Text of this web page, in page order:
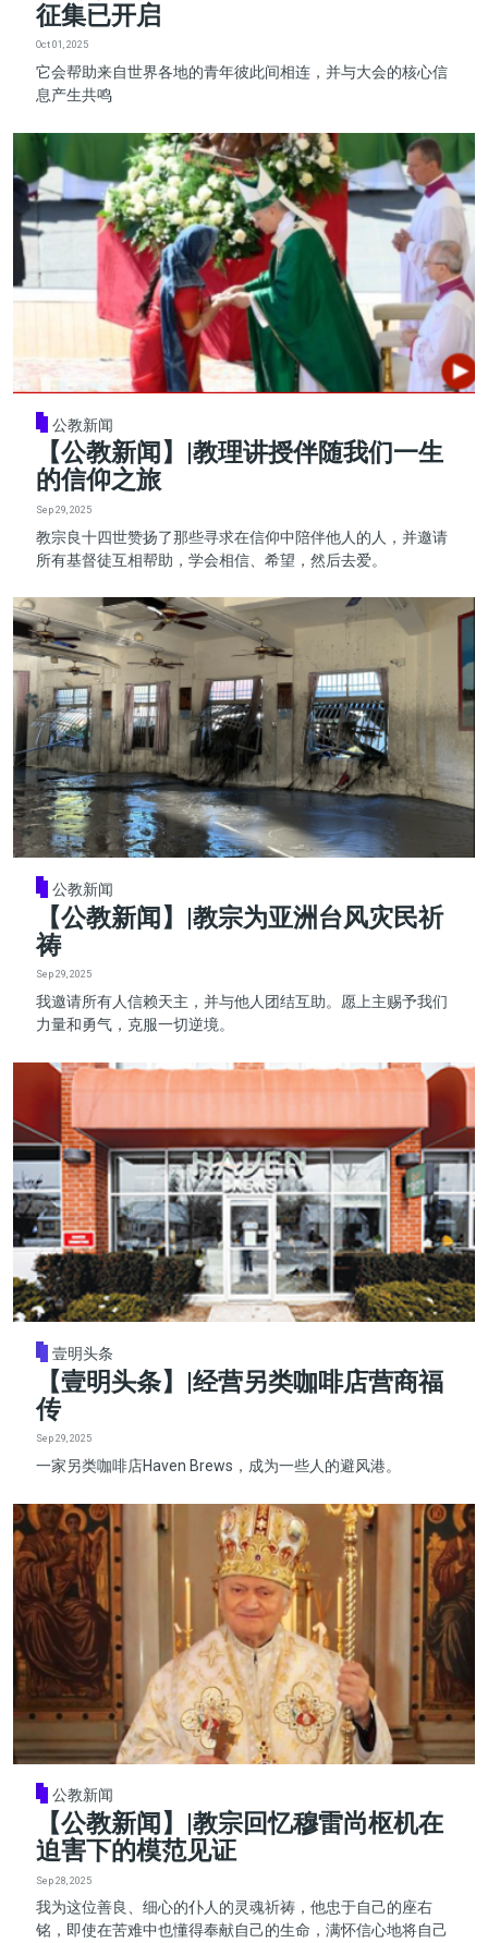
征集已开启
Oct 01, 2025
它会帮助来自世界各地的青年彼此间相连，并与大会的核心信
息产生共鸣
公教新闻
【公教新闻】|教理讲授伴随我们一生
的信仰之旅
Sep 29, 2025
教宗良十四世赞扬了那些寻求在信仰中陪伴他人的人，并邀请
所有基督徒互相帮助，学会相信、希望，然后去爱。
公教新闻
【公教新闻】|教宗为亚洲台风灾民祈
祷
Sep 29, 2025
我邀请所有人信赖天主，并与他人团结互助。愿上主赐予我们
力量和勇气，克服一切逆境。
壹明头条
【壹明头条】|经营另类咖啡店营商福
传
Sep 29, 2025
一家另类咖啡店Haven Brews，成为一些人的避风港。
公教新闻
【公教新闻】|教宗回忆穆雷尚枢机在
迫害下的模范见证
Sep 28, 2025
我为这位善良、细心的仆人的灵魂祈祷，他忠于自己的座右
铭，即使在苦难中也懂得奉献自己的生命，满怀信心地将自己